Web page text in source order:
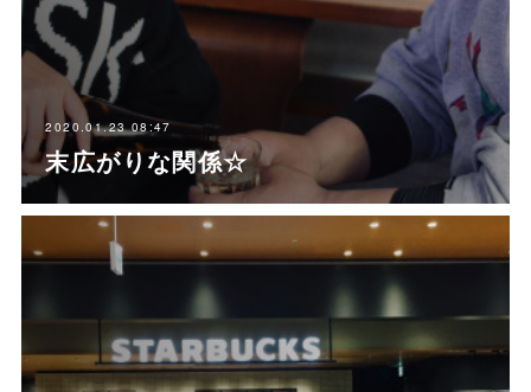
2020.01.23 08:47
末広がりな関係☆